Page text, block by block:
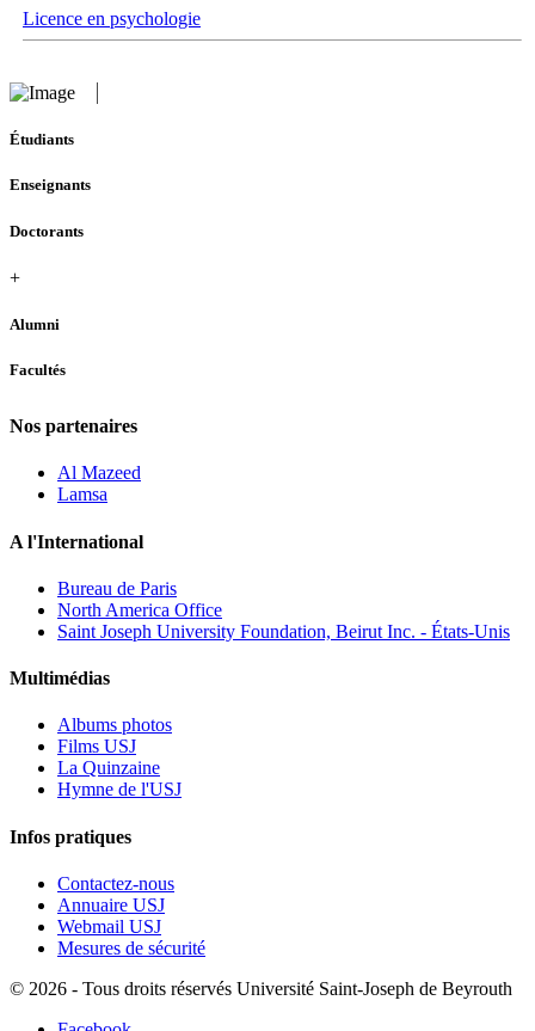
Licence en psychologie
Étudiants
Enseignants
Doctorants
+
Alumni
Facultés
Nos partenaires
Al Mazeed
Lamsa
A l'International
Bureau de Paris
North America Office
Saint Joseph University Foundation, Beirut Inc. - États-Unis
Multimédias
Albums photos
Films USJ
La Quinzaine
Hymne de l'USJ
Infos pratiques
Contactez-nous
Annuaire USJ
Webmail USJ
Mesures de sécurité
© 2026 - Tous droits réservés Université Saint-Joseph de Beyrouth